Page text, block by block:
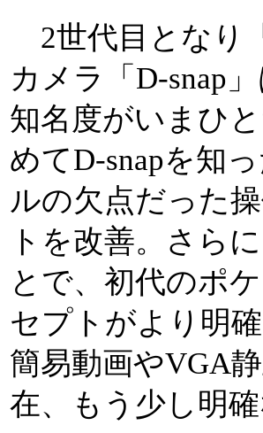
2世代目となり
カメラ「D-snap
知名度がいまひ
めてD-snapを知
ルの欠点だった
トを改善。さら
とで、初代のポ
セプトがより明
簡易動画やVGA
在、もう少し明